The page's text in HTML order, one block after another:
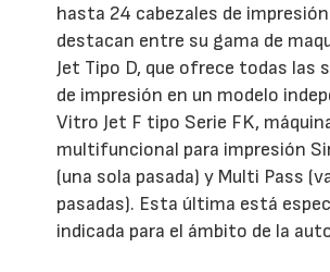
hasta 24 cabezales de
destacan entre su gama de
Jet Tipo D, que ofrece todas las
de impresión en un modelo
Vitro Jet F tipo Serie FK,
multifuncional para impresión
(una sola pasada) y Multi Pass
pasadas). Esta última está
indicada para el ámbito de la